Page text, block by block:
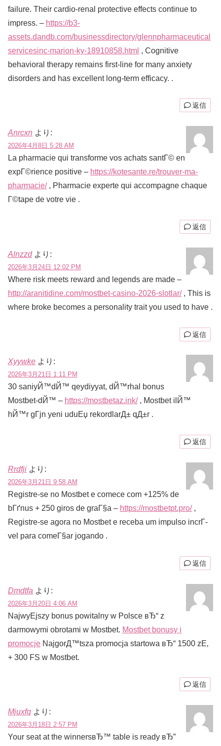
failure. Their cardio-renal protective effects continue to
impress. – https://b3-
assets.dandb.com/businessdirectory/glennpharmaceutical
servicesinc-marion-ky-18910858.html , Cognitive
behavioral therapy remains first-line for many anxiety
disorders and has excellent long-term efficacy. .
返信
Anrcxn より:
2026年4月8日 5:28 AM
La pharmacie qui transforme vos achats santГ© en
expГ©rience positive – https://kotesante.re/trouver-ma-
pharmacie/, Pharmacie experte qui accompagne chaque
Г©tape de votre vie .
返信
Alnzzd より:
2026年3月24日 12:02 PM
Where risk meets reward and legends are made –
http://aranitidine.com/mostbet-casino-2026-slotlar/, This is
where broke becomes a personality trait you used to have .
返信
Xyywke より:
2026年3月21日 1:11 PM
30 saniyЙ™dЙ™ qeydiyyat, dЙ™rhal bonus
Mostbet-dЙ™ – https://mostbetaz.ink/, Mostbet ilЙ™
hЙ™r gГјn yeni uduЕџ rekordlarД± qД±r .
返信
Rrdfji より:
2026年3月21日 9:58 AM
Registre-se no Mostbet e comece com +125% de
bГґnus + 250 giros de graГ§a – https://mostbetpt.pro/,
Registre-se agora no Mostbet e receba um impulso incrГ­
vel para comeГ§ar jogando .
返信
Dmdtfa より:
2026年3月20日 4:06 AM
NajwyЕјszy bonus powitalny w Polsce вЂ“ z
darmowymi obrotami w Mostbet. Mostbet bonusy i
promocje NajgorД™tsza promocja startowa вЂ“ 1500 zЕ‚
+ 300 FS w Mostbet.
返信
Mjuxfq より:
2026年3月18日 2:57 PM
Your seat at the winnersвЂ™ table is ready вЂ”